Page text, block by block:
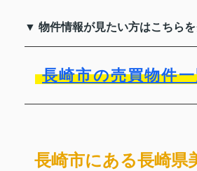
▼ 物件情報が見たい方はこちら
長崎市の売買物件
長崎市にある長崎県